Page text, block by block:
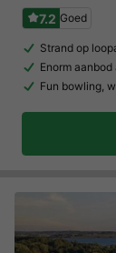
7.2 Goed
Strand op
Enorm
Fun bowling,